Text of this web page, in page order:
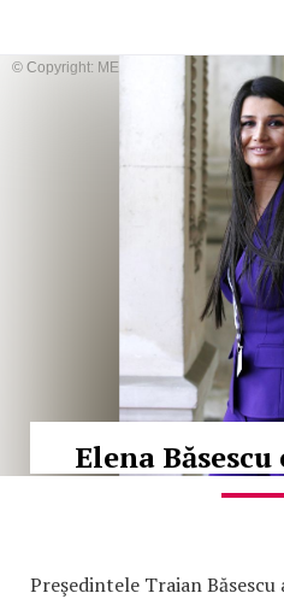
© Copyright: MEDIAFAX
Elena
Preşedintele Traian